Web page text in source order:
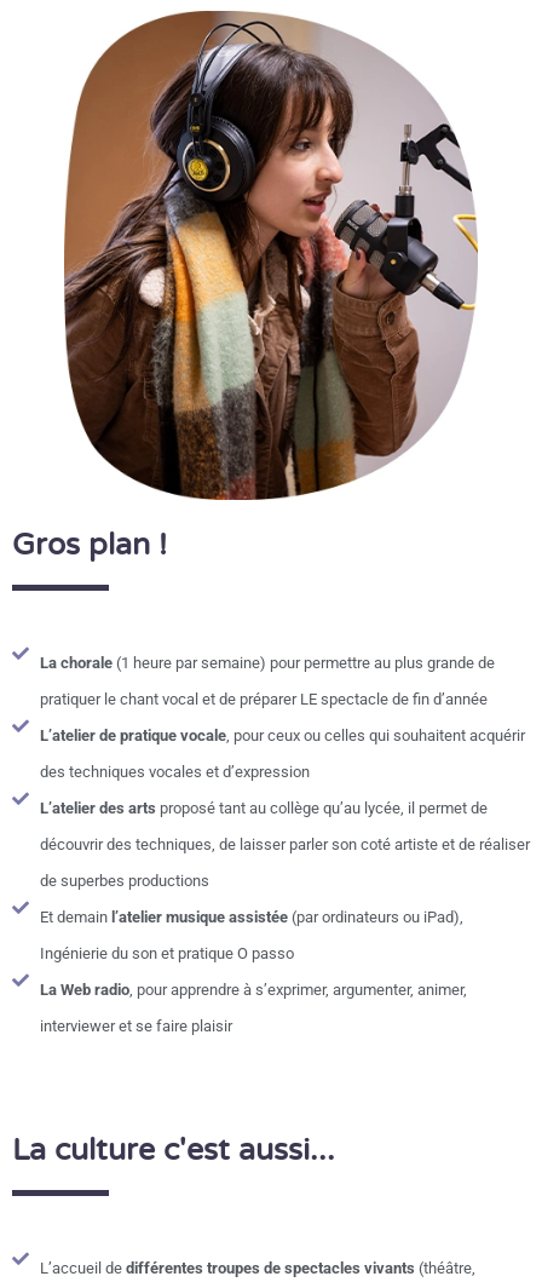
Gros plan !
La chorale(1 heure par semaine) pour permettre au plus grande de
pratiquer le chant vocal et de préparer LE spectacle de fin d’année
L’atelier de pratique vocale, pour ceux ou celles qui souhaitent acquérir
des techniques vocales et d’expression
L’atelier des arts proposé tant au collège qu’au lycée, il permet de
découvrir des techniques, de laisser parler son coté artiste et de réaliser
de superbes productions
Et demain l’atelier musique assistée(par ordinateurs ou iPad),
Ingénierie du son et pratique O passo
La Web radio, pour apprendre à s’exprimer, argumenter, animer,
interviewer et se faire plaisir
La culture c'est aussi...
L’accueil de différentes troupes de spectacles vivants (théâtre,